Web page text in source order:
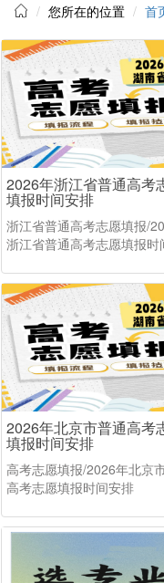
您所在的位置 首
2026年浙江省普通高考
填报时间安排
浙江省普通高考志愿填报/
浙江省普通高考志愿填报时
2026年北京市普通高考
填报时间安排
高考志愿填报/2026年北京
高考志愿填报时间安排